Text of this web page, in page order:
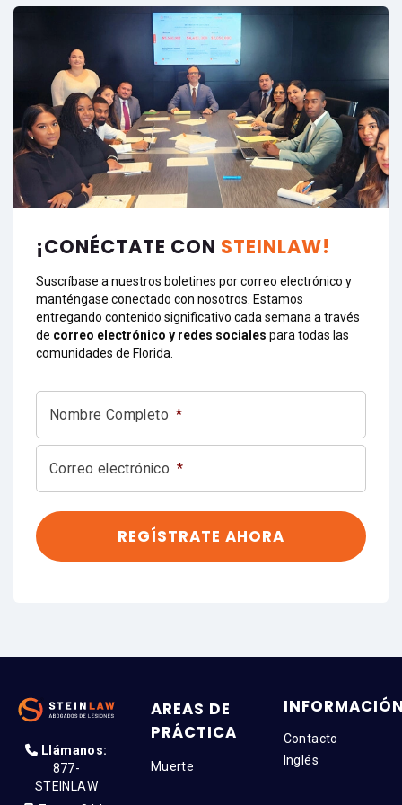
¡CONÉCTATE CON STEINLAW!
Suscríbase a nuestros boletines por correo electrónico y
manténgase conectado con nosotros. Estamos
entregando contenido significativo cada semana a través
de correo electrónico y redes sociales para todas las
comunidades de Florida.
Nombre Completo *
Correo electrónico *
Llámanos:
877-
STEINLAW
AREAS DE
PRÁCTICA
Muerte
Contacto
Inglés